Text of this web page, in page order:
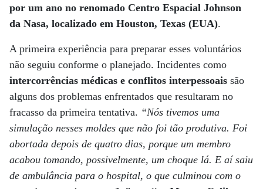
por um ano no renomado Centro Espacial Johnson
da Nasa, localizado em Houston, Texas (EUA).
A primeira experiência para preparar esses voluntários
não seguiu conforme o planejado. Incidentes como
intercorrências médicas e conflitos interpessoais são
alguns dos problemas enfrentados que resultaram no
fracasso da primeira tentativa. “Nós tivemos uma
simulação nesses moldes que não foi tão produtiva. Foi
abortada depois de quatro dias, porque um membro
acabou tomando, possivelmente, um choque lá. E aí saiu
de ambulância para o hospital, o que culminou com o